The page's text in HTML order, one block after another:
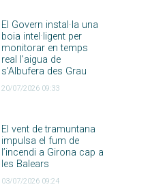
El Govern instal·la una
boia intel·ligent per
monitorar en temps
real l’aigua de
s’Albufera des Grau
20/07/2026 09:33
El vent de tramuntana
impulsa el fum de
l’incendi a Girona cap a
les Balears
03/07/2026 09:24